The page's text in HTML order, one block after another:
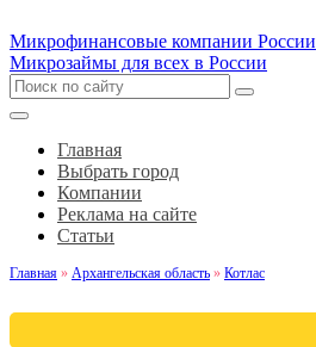
Микрофинансовые компании России
Микрозаймы для всех в России
Главная
Выбрать город
Компании
Реклама на сайте
Статьи
Главная » Архангельская область » Котлас